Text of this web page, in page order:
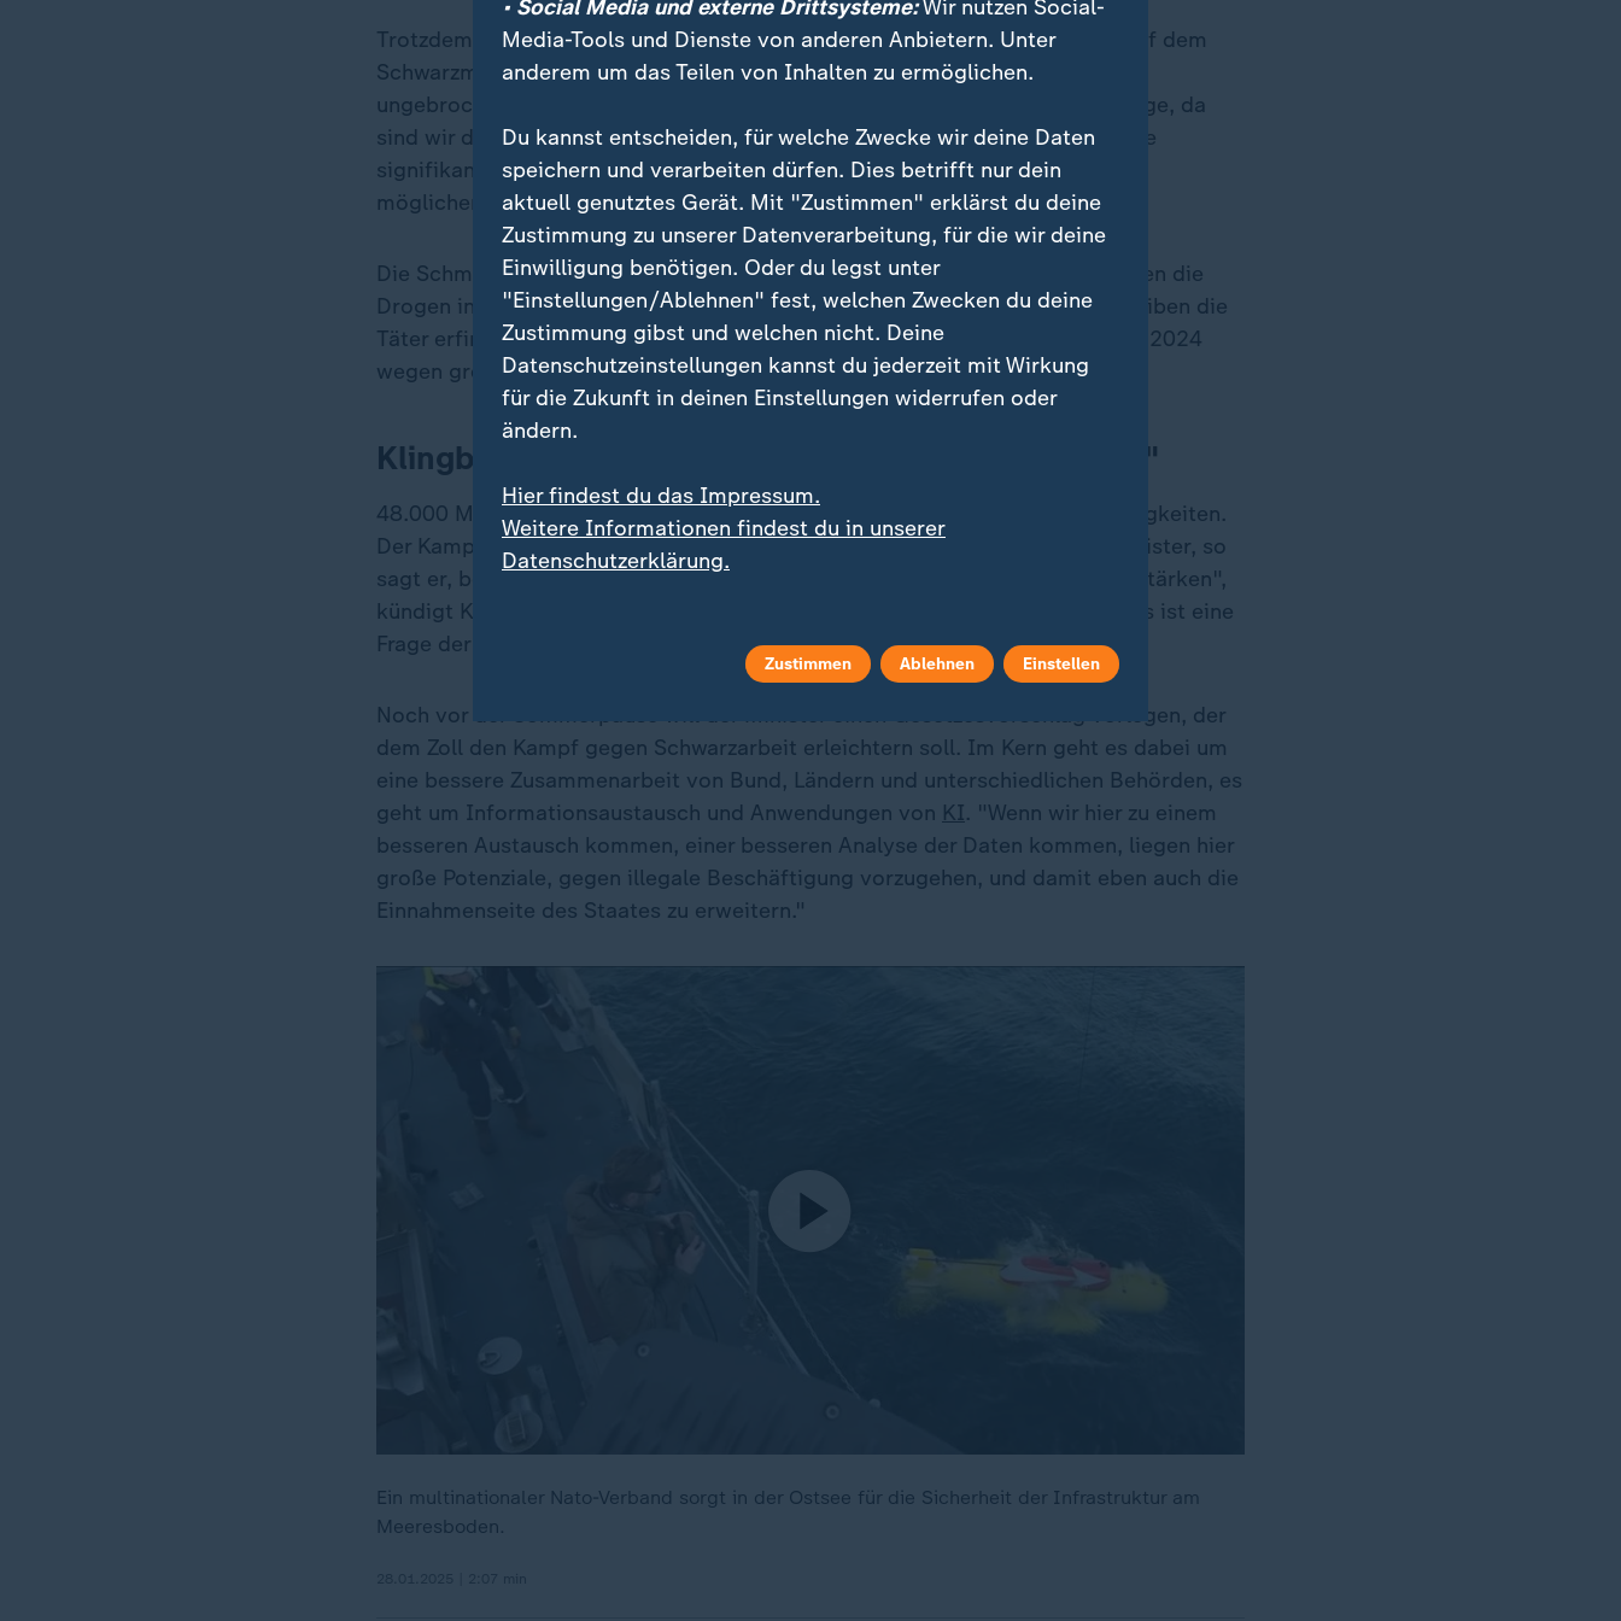
Trotzdem, so gibt Markus Tönsgerlemann zu, steige der Wert des Kokains auf dem
Schwarzmarkt nicht - das heiße, die Versorgung mit dem weißen Pulver sei
ungebrochen. Denn die Täter seien Profis, so erklärt er. "Sie nutzen neue Wege, da
sind wir dabei, diese zu entdecken. Wir stellen zum Beispiel fest, dass es eine
signifikante Erhöhung der Funde in den französischen Atlantikhäfen gibt,
möglicherweise werden die Ankünfte nun weiter gestreut."
Die Schmuggelrouten und Verstecke werden immer raffinierter: Früher wurden die
Drogen in Bananenkisten gepackt oder in Farbdosen versteckt - auch da bleiben die
Täter erfindungsreich. Trotzdem: Rund 10.000 Ermittlungsverfahren wurden 2024
wegen grenzüberschreitender Betäubungsmittelkriminalität eingeleitet.
Klingbeil will bei Schwarzarbeit "hart durchgreifen"
48.000 Menschen arbeiten für den Zoll - und sie haben eine Vielzahl von Tätigkeiten.
Der Kampf gegen die Schwarzarbeit gehört dazu und diese ist dem SPD-Minister, so
sagt er, besonders wichtig. "Wir werden die Finanzkontrolle Schwarzarbeit stärken",
kündigt Klingbeil an. "Der Rechtsstaat muss hier hart durchgreifen, denn das ist eine
Frage der sozialen Gerechtigkeit."
Noch vor der Sommerpause will der Minister einen Gesetzesvorschlag vorlegen, der
dem Zoll den Kampf gegen Schwarzarbeit erleichtern soll. Im Kern geht es dabei um
eine bessere Zusammenarbeit von Bund, Ländern und unterschiedlichen Behörden, es
geht um Informationsaustausch und Anwendungen von KI. "Wenn wir hier zu einem
besseren Austausch kommen, einer besseren Analyse der Daten kommen, liegen hier
große Potenziale, gegen illegale Beschäftigung vorzugehen, und damit eben auch die
Einnahmenseite des Staates zu erweitern."
Ein multinationaler Nato-Verband sorgt in der Ostsee für die Sicherheit der Infrastruktur am
Meeresboden.
• Social Media und externe Drittsysteme:Wir nutzen Social-
Media-Tools und Dienste von anderen Anbietern. Unter
anderem um das Teilen von Inhalten zu ermöglichen.
Du kannst entscheiden, für welche Zwecke wir deine Daten
speichern und verarbeiten dürfen. Dies betrifft nur dein
aktuell genutztes Gerät. Mit "Zustimmen" erklärst du deine
Zustimmung zu unserer Datenverarbeitung, für die wir deine
Einwilligung benötigen. Oder du legst unter
"Einstellungen/Ablehnen" fest, welchen Zwecken du deine
Zustimmung gibst und welchen nicht. Deine
Datenschutzeinstellungen kannst du jederzeit mit Wirkung
für die Zukunft in deinen Einstellungen widerrufen oder
ändern.
Hier findest du das Impressum.
Weitere Informationen findest du in unserer
Datenschutzerklärung.
Zustimmen Ablehnen Einstellen